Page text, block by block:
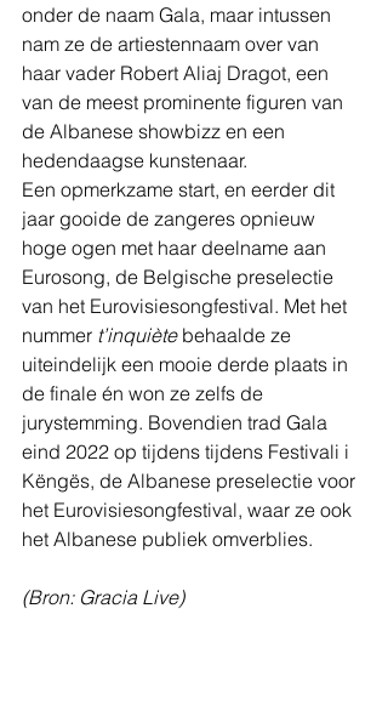
onder de naam Gala, maar intussen
nam ze de artiestennaam over van
haar vader Robert Aliaj Dragot, een
van de meest prominente figuren van
de Albanese showbizz en een
hedendaagse kunstenaar.
Een opmerkzame start, en eerder dit
jaar gooide de zangeres opnieuw
hoge ogen met haar deelname aan
Eurosong, de Belgische preselectie
van het Eurovisiesongfestival. Met het
nummer t’inquiète behaalde ze
uiteindelijk een mooie derde plaats in
de finale én won ze zelfs de
jurystemming. Bovendien trad Gala
eind 2022 op tijdens tijdens Festivali i
Këngës, de Albanese preselectie voor
het Eurovisiesongfestival, waar ze ook
het Albanese publiek omverblies.
(Bron: Gracia Live)